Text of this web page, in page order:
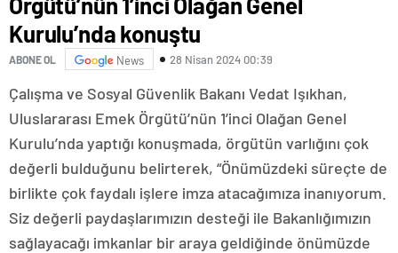
Kurulu’nda konuştu
ABONE OL News 28 Nisan 2024 00:39
Çalışma ve Sosyal Güvenlik Bakanı Vedat Işıkhan,
Uluslararası Emek Örgütü’nün 1’inci Olağan Genel
Kurulu’nda yaptığı konuşmada, örgütün varlığını çok
değerli bulduğunu belirterek, “Önümüzdeki süreçte de
birlikte çok faydalı işlere imza atacağımıza inanıyorum.
Siz değerli paydaşlarımızın desteği ile Bakanlığımızın
sağlayacağı imkanlar bir araya geldiğinde önümüzde